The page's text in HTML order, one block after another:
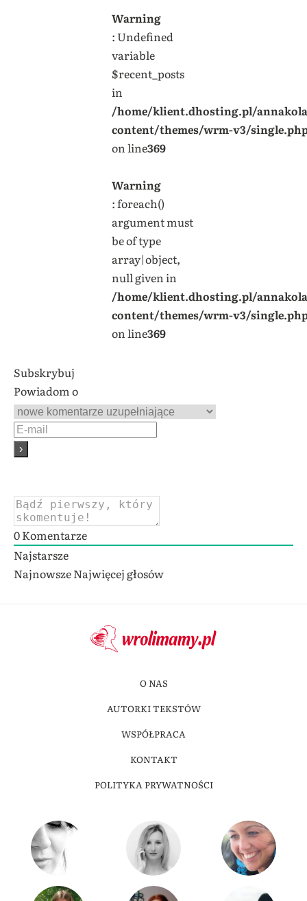
Warning
: Undefined
variable
$recent_posts
in
/home/klient.dhosting.pl/
content/themes/wrm-v3/
on line369
Warning
: foreach()
argument must
be of type
array|object,
null given in
/home/klient.dhosting.pl/
content/themes/wrm-v3/
on line369
Subskrybuj
Powiadom o
0Komentarze
Najstarsze
NajnowszeNajwięcej głosów
O NAS
AUTORKI TEKSTÓW
WSPÓŁPRACA
KONTAKT
POLITYKA PRYWATNOŚCI